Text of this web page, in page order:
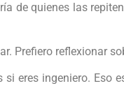
de quienes las
Prefiero reflexionar
eres ingeniero. Eso